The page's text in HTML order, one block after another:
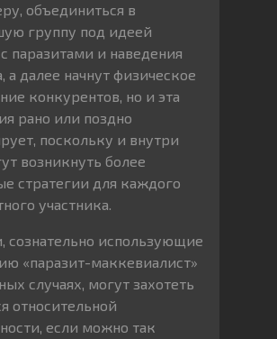
объединиться в
группу под идеей
паразитами и наведения
а далее начнут физическое
конкурентов, но и эта
рано или поздно
поскольку и внутри
возникнуть более
стратегии для каждого
участника.
сознательно использующие
«паразит-маккевиалист»
случаях, могут захотеть
относительной
если можно так